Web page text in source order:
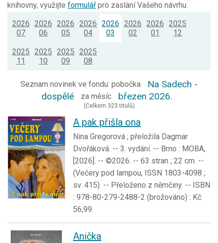
knihovny, využijte formulářpro zaslání Vašeho návrhu.
2026
07
2026
06
2026
05
2026
04
2026
03
2026
02
2026
01
2025
12
2025
11
2025
10
2025
09
2025
08
Seznam novinek ve fondu: pobočka
Na Sadech -
dospělé
za měsíc březen 2026.
(Celkem 323 titulů)
A pak přišla ona
Nina Gregorová ; přeložila Dagmar
Dvořáková. -- 3. vydání. -- Brno : MOBA,
[2026]. -- ©2026. -- 63 stran ; 22 cm. --
(Večery pod lampou, ISSN 1803-4098 ;
sv. 415). -- Přeloženo z němčiny. -- ISBN
: 978-80-279-2488-2 (brožováno) : Kč
56,99.
Anička